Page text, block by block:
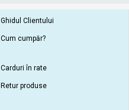
Ghidul Clientului
Cum cumpăr?
Carduri în rate
Retur produse